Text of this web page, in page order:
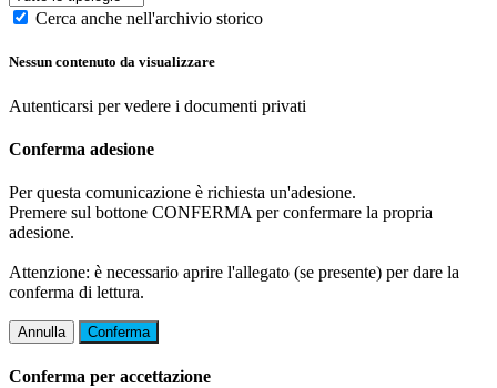
Cerca anche nell'archivio storico
Nessun contenuto da visualizzare
Autenticarsi per vedere i documenti privati
Conferma adesione
Per questa comunicazione è richiesta un'adesione.
Premere sul bottone CONFERMA per confermare la propria
adesione.
Attenzione: è necessario aprire l'allegato (se presente) per dare la
conferma di lettura.
Annulla Conferma
Conferma per accettazione